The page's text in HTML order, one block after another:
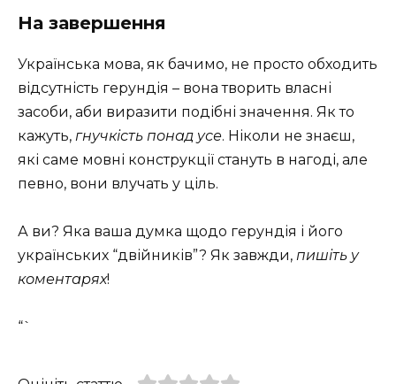
На завершення
Українська мова, як бачимо, не просто обходить
відсутність герундія – вона творить власні
засоби, аби виразити подібні значення. Як то
кажуть, гнучкість понад усе. Ніколи не знаєш,
які саме мовні конструкції стануть в нагоді, але
певно, вони влучать у ціль.
А ви? Яка ваша думка щодо герундія і його
українських “двійників”? Як завжди, пишіть у
коментарях!
“`